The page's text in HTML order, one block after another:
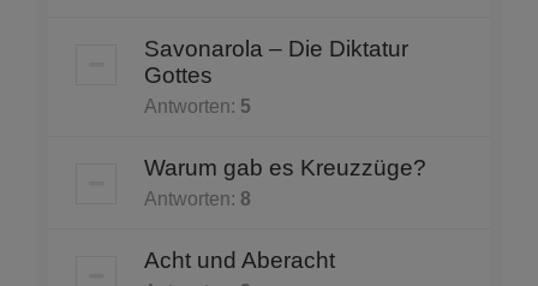
Savonarola – Die Diktatur
Gottes
Antworten: 5
Warum gab es Kreuzzüge?
Antworten: 8
Acht und Aberacht